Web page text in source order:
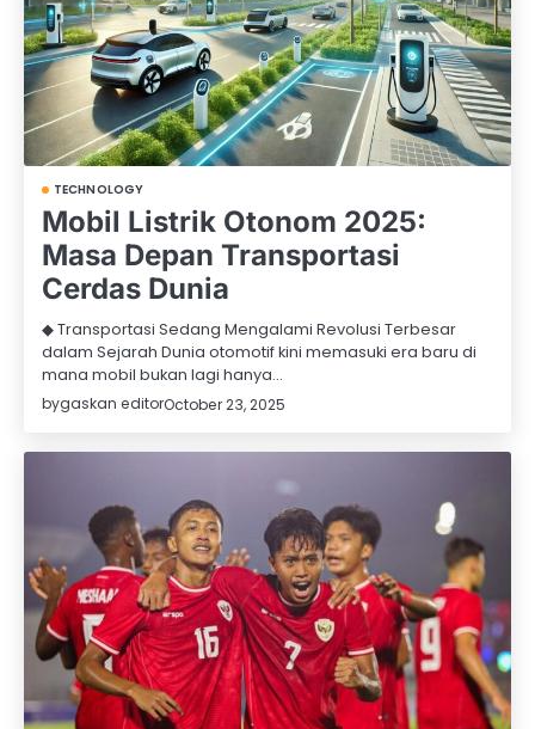
TECHNOLOGY
Mobil Listrik Otonom 2025:
Masa Depan Transportasi
Cerdas Dunia
◆ Transportasi Sedang Mengalami Revolusi Terbesar
dalam Sejarah Dunia otomotif kini memasuki era baru di
mana mobil bukan lagi hanya…
bygaskan editorOctober 23, 2025